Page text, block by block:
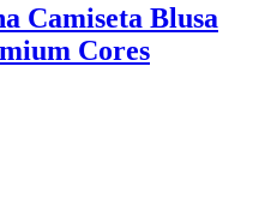
Camiseta Blusa
Cores